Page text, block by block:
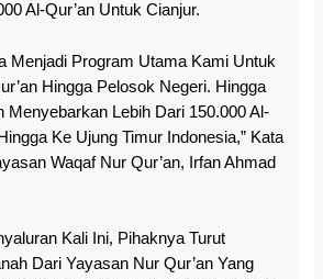
Al-Qur’an Untuk Cianjur.
Menjadi Program Utama Kami Untuk
Hingga Pelosok Negeri. Hingga
Menyebarkan Lebih Dari 150.000 Al-
Ke Ujung Timur Indonesia,” Kata
Waqaf Nur Qur’an, Irfan Ahmad
Kali Ini, Pihaknya Turut
Dari Yayasan Nur Qur’an Yang